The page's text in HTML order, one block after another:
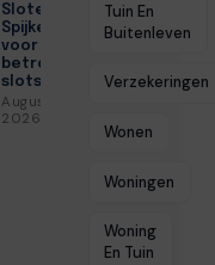
Slotenmaker
Spijkenisse
voor
betrouwbare
slotservice
Augustus 3,
2026
Tuin En
Buitenleven
Verzekeringen
Wonen
Woningen
Woning
En Tuin